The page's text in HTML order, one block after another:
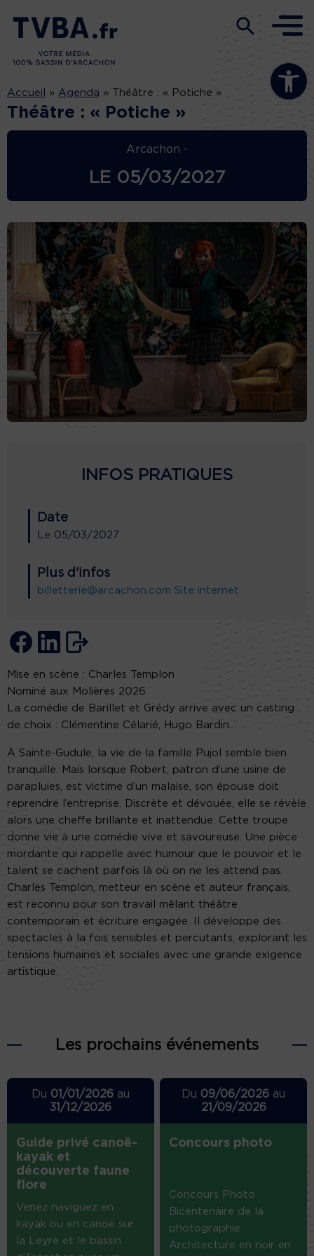
Ouvrir la
Accueil » Agenda » Théâtre : « Potiche »
Théâtre : « Potiche »
Arcachon -
LE 05/03/2027
INFOS PRATIQUES
Date
Le 05/03/2027
Plus d'infos
billetterie@arcachon.com Site internet
Mise en scène : Charles Templon
Nominé aux Molières 2026
La comédie de Barillet et Grédy arrive avec un casting
de choix : Clémentine Célarié, Hugo Bardin…
À Sainte-Gudule, la vie de la famille Pujol semble bien
tranquille. Mais lorsque Robert, patron d’une usine de
parapluies, est victime d’un malaise, son épouse doit
reprendre l’entreprise. Discrète et dévouée, elle se révèle
alors une cheffe brillante et inattendue. Cette troupe
donne vie à une comédie vive et savoureuse. Une pièce
mordante qui rappelle avec humour que le pouvoir et le
talent se cachent parfois là où on ne les attend pas.
Charles Templon, metteur en scène et auteur français,
est reconnu pour son travail mêlant théâtre
contemporain et écriture engagée. Il développe des
spectacles à la fois sensibles et percutants, explorant les
tensions humaines et sociales avec une grande exigence
artistique.
Les prochains événements
Du 01/01/2026au
31/12/2026
Guide privé canoë-
kayak et
découverte faune
flore
Venez naviguez en
kayak ou en canoë sur
la Leyre et le bassin
Du 09/06/2026 au
21/09/2026
Concours photo
Concours Photo
Bicentenaire de la
photographie
Architecture en noir en